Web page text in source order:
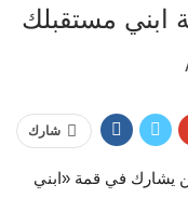
ابني مستقبلك
شارك
يشارك في قمة «ابني